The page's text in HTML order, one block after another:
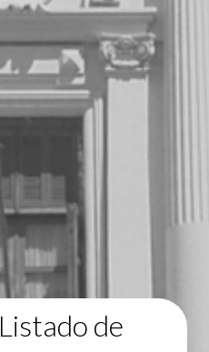
Listado de